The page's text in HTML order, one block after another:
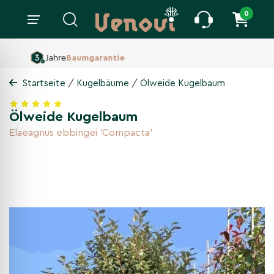
0
160 ha Baumschule,
Startseite / Kugelbäume / Ölweide Kugelbaum
Ölweide Kugelbaum
Elaeagnus ebbingei 'Compacta'